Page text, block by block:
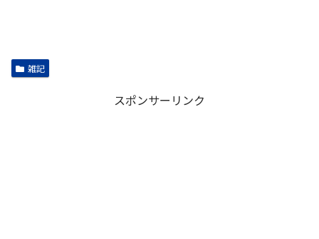
雑記
スポンサーリンク